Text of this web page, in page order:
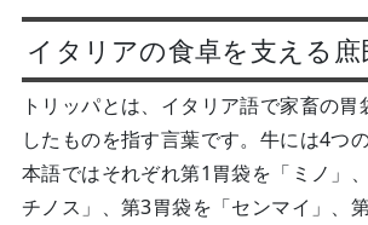
イタリアの食卓を支える庶
トリッパとは、イタリア語で家畜の胃
したものを指す言葉です。牛には4つ
本語ではそれぞれ第1胃袋を「ミノ」
チノス」、第3胃袋を「センマイ」、